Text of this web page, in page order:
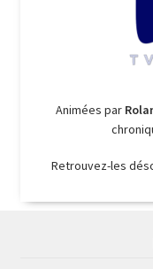
Animées par
Retrouvez-les